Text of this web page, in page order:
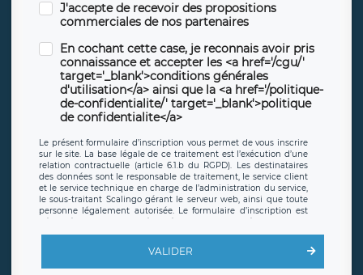
J'accepte de recevoir des propositions
commerciales de nos partenaires
En cochant cette case, je reconnais avoir pris
connaissance et accepter les <a href='/cgu/'
target='_blank'>conditions générales
d'utilisation</a> ainsi que la <a href='/politique-
de-confidentialite/' target='_blank'>politique
de confidentialite</a>
Le présent formulaire d’inscription vous permet de vous inscrire
sur le site. La base légale de ce traitement est l’exécution d’une
relation contractuelle (article 6.1.b du RGPD). Les destinataires
des données sont le responsable de traitement, le service client
et le service technique en charge de l’administration du service,
le sous-traitant Scalingo gérant le serveur web, ainsi que toute
personne légalement autorisée. Le formulaire d’inscription est
offrant desclauses de protection conformes au RGPD. Les
en sollicite la suppression, étant entendu que vous pouvez
demander la suppression de vos données et retirer votre
VALIDER